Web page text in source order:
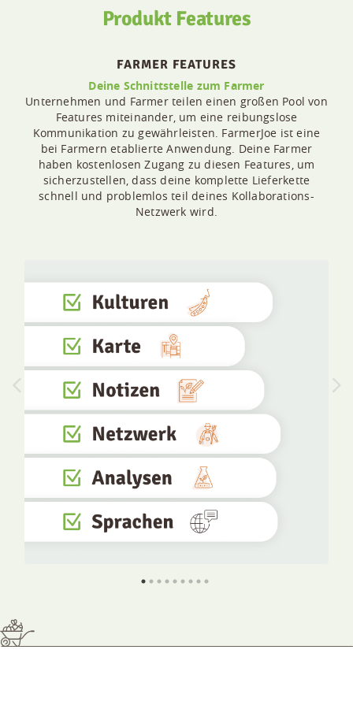
Produkt Features
FARMER FEATURES
Deine Schnittstelle zum Farmer
Unternehmen und Farmer teilen einen großen Pool von
Features miteinander, um eine reibungslose
Kommunikation zu gewährleisten. FarmerJoe ist eine
bei Farmern etablierte Anwendung. Deine Farmer
haben kostenlosen Zugang zu diesen Features, um
sicherzustellen, dass deine komplette Lieferkette
schnell und problemlos teil deines Kollaborations-
Netzwerk wird.